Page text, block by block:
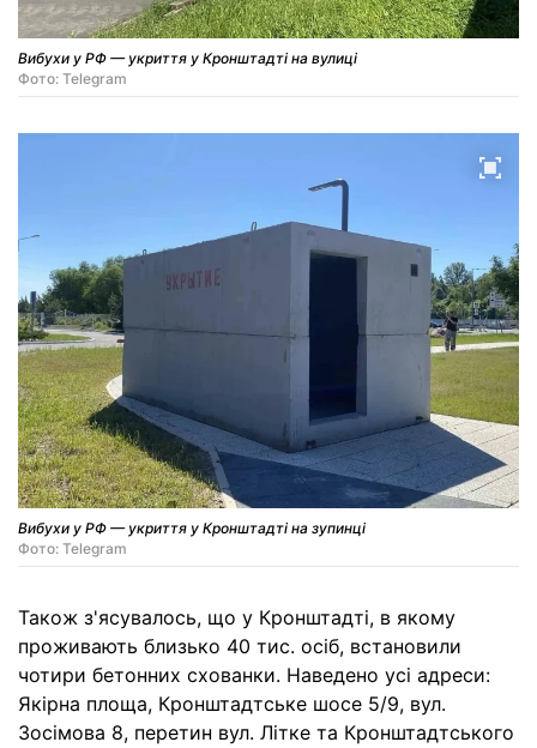
Вибухи у РФ — укриття у Кронштадті на вулиці
Фото: Telegram
Вибухи у РФ — укриття у Кронштадті на зупинці
Фото: Telegram
Також з'ясувалось, що у Кронштадті, в якому
проживають близько 40 тис. осіб, встановили
чотири бетонних схованки. Наведено усі адреси:
Якірна площа, Кронштадтське шосе 5/9, вул.
Зосімова 8, перетин вул. Літке та Кронштадтського